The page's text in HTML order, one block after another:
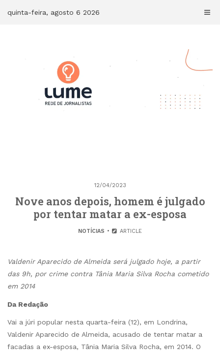
quinta-feira, agosto 6 2026
12/04/2023
Nove anos depois, homem é julgado
por tentar matar a ex-esposa
NOTÍCIAS ARTICLE
Valdenir Aparecido de Almeida será julgado hoje, a partir
das 9h, por crime contra Tânia Maria Silva Rocha cometido
em 2014
Da Redação
Vai a júri popular nesta quarta-feira (12), em Londrina,
Valdenir Aparecido de Almeida, acusado de tentar matar a
facadas a ex-esposa, Tânia Maria Silva Rocha, em 2014. O